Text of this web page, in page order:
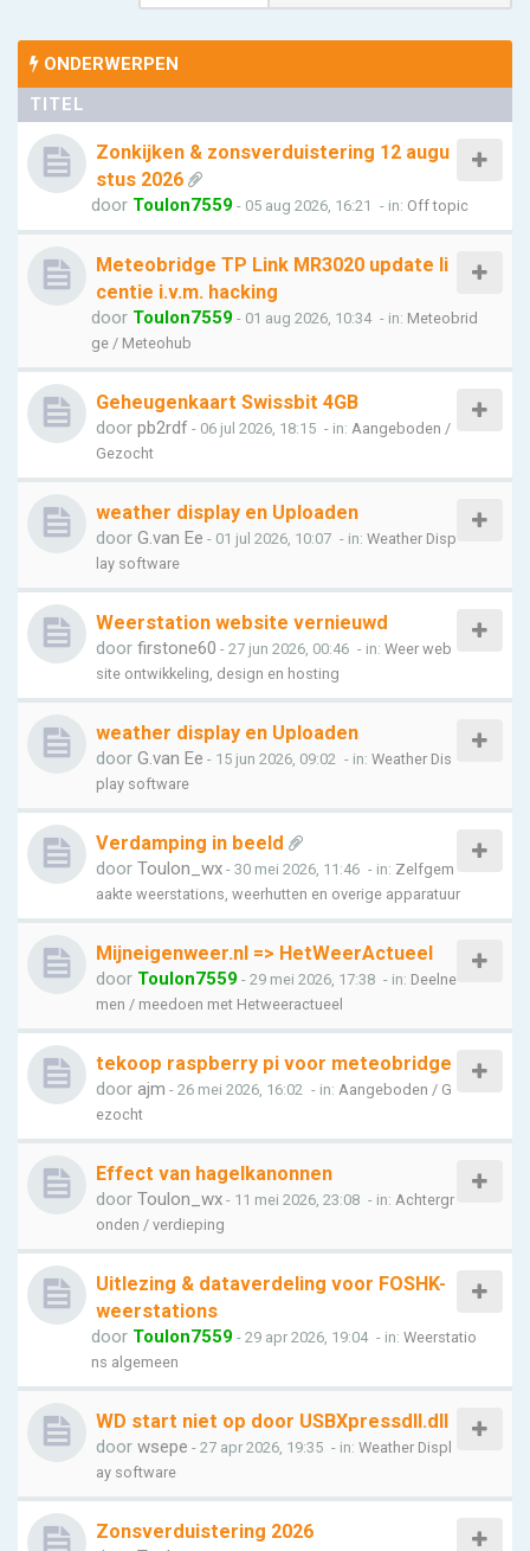
ONDERWERPEN
TITEL
Zonkijken & zonsverduistering 12 augu
stus 2026
door Toulon7559 - 05 aug 2026, 16:21 - in: Off topic
Meteobridge TP Link MR3020 update li
centie i.v.m. hacking
door Toulon7559 - 01 aug 2026, 10:34 - in: Meteobrid
ge / Meteohub
Geheugenkaart Swissbit 4GB
door pb2rdf - 06 jul 2026, 18:15 - in: Aangeboden /
Gezocht
weather display en Uploaden
door G.van Ee - 01 jul 2026, 10:07 - in: Weather Disp
lay software
Weerstation website vernieuwd
door firstone60 - 27 jun 2026, 00:46 - in: Weer web
site ontwikkeling, design en hosting
weather display en Uploaden
door G.van Ee - 15 jun 2026, 09:02 - in: Weather Dis
play software
Verdamping in beeld
door Toulon_wx - 30 mei 2026, 11:46 - in: Zelfgem
aakte weerstations, weerhutten en overige apparatuur
Mijneigenweer.nl => HetWeerActueel
door Toulon7559 - 29 mei 2026, 17:38 - in: Deelne
men / meedoen met Hetweeractueel
tekoop raspberry pi voor meteobridge
door ajm - 26 mei 2026, 16:02 - in: Aangeboden / G
ezocht
Effect van hagelkanonnen
door Toulon_wx - 11 mei 2026, 23:08 - in: Achtergr
onden / verdieping
Uitlezing & dataverdeling voor FOSHK-
weerstations
door Toulon7559 - 29 apr 2026, 19:04 - in: Weerstatio
ns algemeen
WD start niet op door USBXpressdll.dll
door wsepe - 27 apr 2026, 19:35 - in: Weather Displ
ay software
Zonsverduistering 2026